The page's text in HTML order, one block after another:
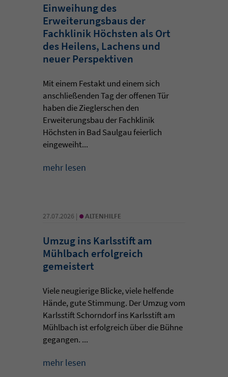
Einweihung des
Erweiterungsbaus der
Fachklinik Höchsten als Ort
des Heilens, Lachens und
neuer Perspektiven
Mit einem Festakt und einem sich
anschließenden Tag der offenen Tür
haben die Zieglerschen den
Erweiterungsbau der Fachklinik
Höchsten in Bad Saulgau feierlich
eingeweiht...
mehr lesen
27.07.2026 | • ALTENHILFE
Umzug ins Karlsstift am
Mühlbach erfolgreich
gemeistert
Viele neugierige Blicke, viele helfende
Hände, gute Stimmung. Der Umzug vom
Karlsstift Schorndorf ins Karlsstift am
Mühlbach ist erfolgreich über die Bühne
gegangen. ...
mehr lesen